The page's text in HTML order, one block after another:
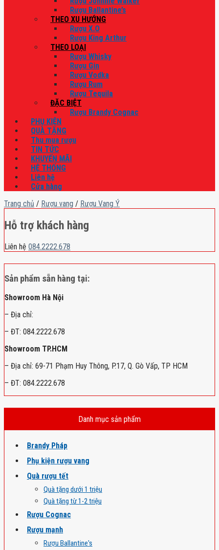
Rượu Ballantine’s
THEO XU HƯỚNG
Rượu X.O
Rượu King Arthur
THEO LOẠI
Rượu Whisky
Rượu Gin
Rượu Vodka
Rượu Rum
Rượu Tequila
ĐẶC BIỆT
Rượu Brandy Cognac
PHỤ KIỆN
QUÀ TẶNG
Thu mua rượu
TIN TỨC
KHUYẾN MÃI
HỆ THỐNG
Liên hệ
Cửa hàng
Trang chủ / Rượu vang / Rượu Vang Ý
Hỗ trợ khách hàng
Liên hệ 084.2222.678
Sản phẩm sẵn hàng tại:
Showroom Hà Nội
– Địa chỉ:
– ĐT: 084.2222.678
Showroom TP.HCM
– Địa chỉ: 69-71 Phạm Huy Thông, P.17, Q. Gò Vấp, TP HCM
– ĐT: 084.2222.678
Danh mục sản phẩm
Brandy Pháp
Phụ kiện rượu vang
Quà rượu tết
Quà tặng dưới 1 triệu
Quà tặng từ 1-2 triệu
Rượu Cognac
Rượu mạnh
Rượu Ballantine's